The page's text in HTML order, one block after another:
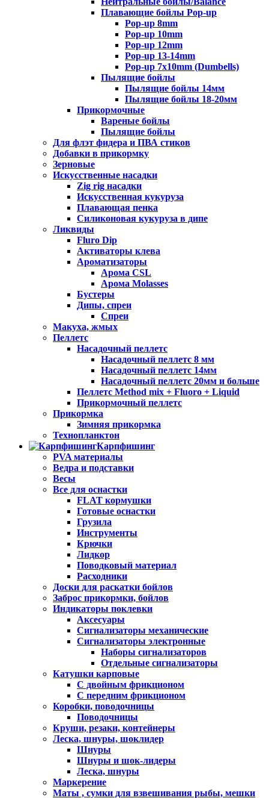
Плавающие бойлы Pop-up
Pop-up 8mm
Pop-up 10mm
Pop-up 12mm
Pop-up 13-14mm
Pop-up 7x10mm (Dumbells)
Пылящие бойлы
Пылящие бойлы 14мм
Пылящие бойлы 18-20мм
Прикормочные
Вареные бойлы
Пылящие бойлы
Для флэт фидера и ПВА стиков
Добавки в прикормку
Зерновые
Искусственные насадки
Zig rig насадки
Искусственная кукуруза
Плавающая пенка
Силиконовая кукуруза в дипе
Ликвиды
Fluro Dip
Активаторы клева
Ароматизаторы
Арома CSL
Арома Molasses
Бустеры
Дипы, спреи
Спреи
Макуха, жмых
Пеллетс
Насадочный пеллетс
Насадочный пеллетс 8 мм
Насадочный пеллетс 14мм
Насадочный пеллетс 20мм и больше
Пеллетс Method mix + Fluoro + Liquid
Прикормочный пеллетс
Прикормка
Зимняя прикормка
Технопланктон
Карпфишинг
PVA материалы
Ведра и подставки
Весы
Все для оснастки
FLAT кормушки
Готовые оснастки
Грузила
Инструменты
Крючки
Лидкор
Поводковый материал
Расходники
Доски для раскатки бойлов
Заброс прикормки, бойлов
Индикаторы поклевки
Аксесуары
Сигнализаторы механические
Сигнализаторы электронные
Наборы сигнализаторов
Отдельные сигнализаторы
Катушки карповые
С двойным фрикционом
С передним фрикционом
Коробки, поводочницы
Поводочницы
Круши, резаки, контейнеры
Леска, шнуры, шоклидер
Шнуры
Шнуры и шок-лидеры
Леска, шнуры
Маркерение
Маты , сумки для взвешивания рыбы, мешки